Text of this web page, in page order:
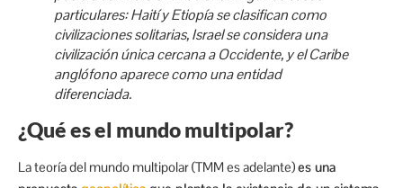
particulares: Haití y Etiopía se clasifican como
civilizaciones solitarias, Israel se considera una
civilización única cercana a Occidente, y el Caribe
anglófono aparece como una entidad
diferenciada.
¿Qué es el mundo multipolar?
La teoría del mundo multipolar (TMM es adelante)es una